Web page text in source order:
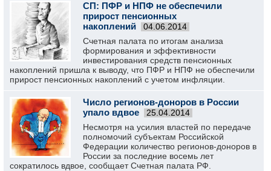
СП: ПФР и НПФ не обеспечили
прирост пенсионных
накоплений
04.06.2014
Счетная палата по итогам анализа
формирования и эффективности
инвестирования средств пенсионных
накоплений пришла к выводу, что ПФР и НПФ не обеспечили
прирост пенсионных накоплений с учетом инфляции.
Число регионов-доноров в России
упало вдвое
25.04.2014
Несмотря на усилия властей по передаче
полномочий субъектам Российской
Федерации количество регионов-доноров в
России за последние восемь лет
сократилось вдвое, сообщает Счетная палата РФ.